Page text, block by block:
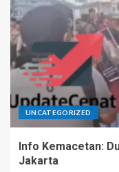
UNCATEGORIZED
Info Kemacetan:
Jakarta